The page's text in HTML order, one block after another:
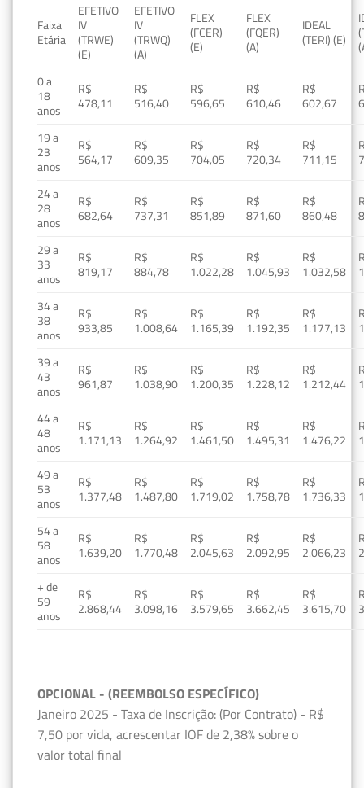
Faixa
Etária
EFETIVO
IV
(TRWE)
(E)
EFETIVO
IV
(TRWQ)
(A)
FLEX
(FCER)
(E)
FLEX
(FQER)
(A)
IDEAL
(TERI) (E)
0 a
18
anos
R$
478,11
R$
516,40
R$
596,65
R$
610,46
R$
602,67
19 a
23
anos
R$
564,17
R$
609,35
R$
704,05
R$
720,34
R$
711,15
24 a
28
anos
R$
682,64
R$
737,31
R$
851,89
R$
871,60
R$
860,48
29 a
33
anos
R$
819,17
R$
884,78
R$
1.022,28
R$
1.045,93
R$
1.032,58
34 a
38
anos
R$
933,85
R$
1.008,64
R$
1.165,39
R$
1.192,35
R$
1.177,13
39 a
43
anos
R$
961,87
R$
1.038,90
R$
1.200,35
R$
1.228,12
R$
1.212,44
44 a
48
anos
R$
1.171,13
R$
1.264,92
R$
1.461,50
R$
1.495,31
R$
1.476,22
49 a
53
anos
R$
1.377,48
R$
1.487,80
R$
1.719,02
R$
1.758,78
R$
1.736,33
54 a
58
anos
R$
1.639,20
R$
1.770,48
R$
2.045,63
R$
2.092,95
R$
2.066,23
+ de
59
anos
R$
2.868,44
R$
3.098,16
R$
3.579,65
R$
3.662,45
R$
3.615,70
OPCIONAL - (REEMBOLSO ESPECÍFICO)
Janeiro 2025 - Taxa de Inscrição: (Por Contrato) - R$
7,50 por vida, acrescentar IOF de 2,38% sobre o
valor total final